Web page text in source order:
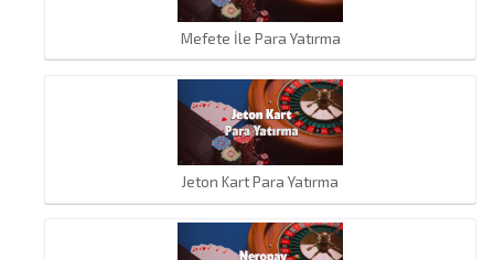
Mefete İle Para Yatırma
Jeton Kart Para Yatırma